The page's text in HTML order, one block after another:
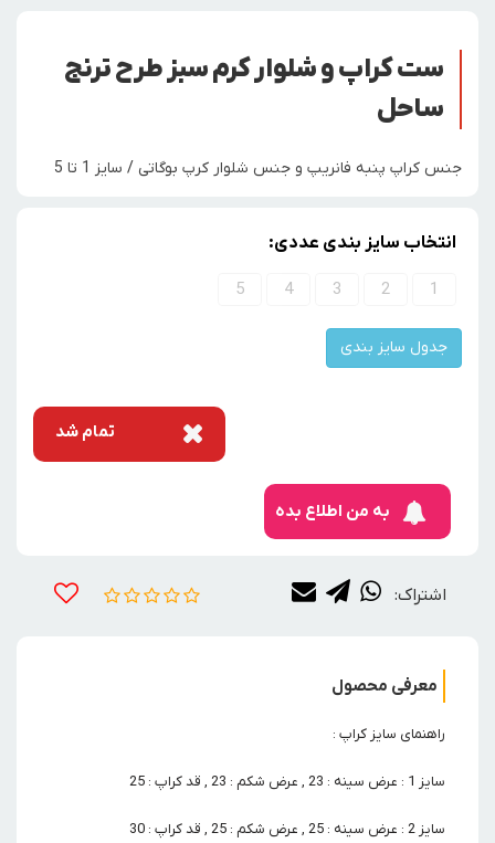
ست کراپ و شلوار کرم سبز طرح ترنج
ساحل
جنس کراپ پنبه فانریپ و جنس شلوار کرپ بوگاتی / سایز 1 تا 5
انتخاب سایز بندی عددی:
1
2
3
4
5
جدول سایز بندی
تمام شد
به من اطلاع بده
اشتراک:
معرفی محصول
راهنمای سایز کراپ :
سایز 1 : عرض سینه : 23 , عرض شکم : 23 , قد کراپ : 25
سایز 2 : عرض سینه : 25 , عرض شکم : 25 , قد کراپ : 30